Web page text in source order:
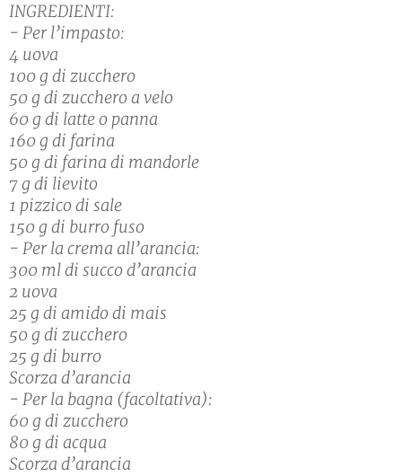
INGREDIENTI:
- Per l’impasto:
4 uova
100 g di zucchero
50 g di zucchero a velo
60 g di latte o panna
160 g di farina
50 g di farina di mandorle
7 g di lievito
1 pizzico di sale
150 g di burro fuso
- Per la crema all’arancia:
300 ml di succo d’arancia
2 uova
25 g di amido di mais
50 g di zucchero
25 g di burro
Scorza d’arancia
- Per la bagna (facoltativa):
60 g di zucchero
80 g di acqua
Scorza d’arancia